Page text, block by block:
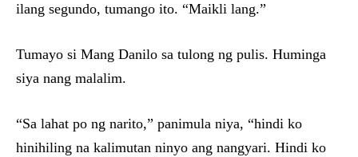
ilang segundo, tumango ito. “Maikli lang.”
Tumayo si Mang Danilo sa tulong ng pulis. Huminga
siya nang malalim.
“Sa lahat po ng narito,” panimula niya, “hindi ko
hinihiling na kalimutan ninyo ang nangyari. Hindi ko